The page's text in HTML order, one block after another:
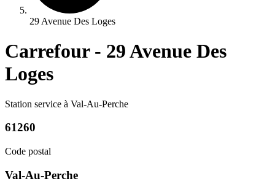
29 Avenue Des Loges
Carrefour - 29 Avenue Des
Loges
Station service à Val-Au-Perche
61260
Code postal
Val-Au-Perche